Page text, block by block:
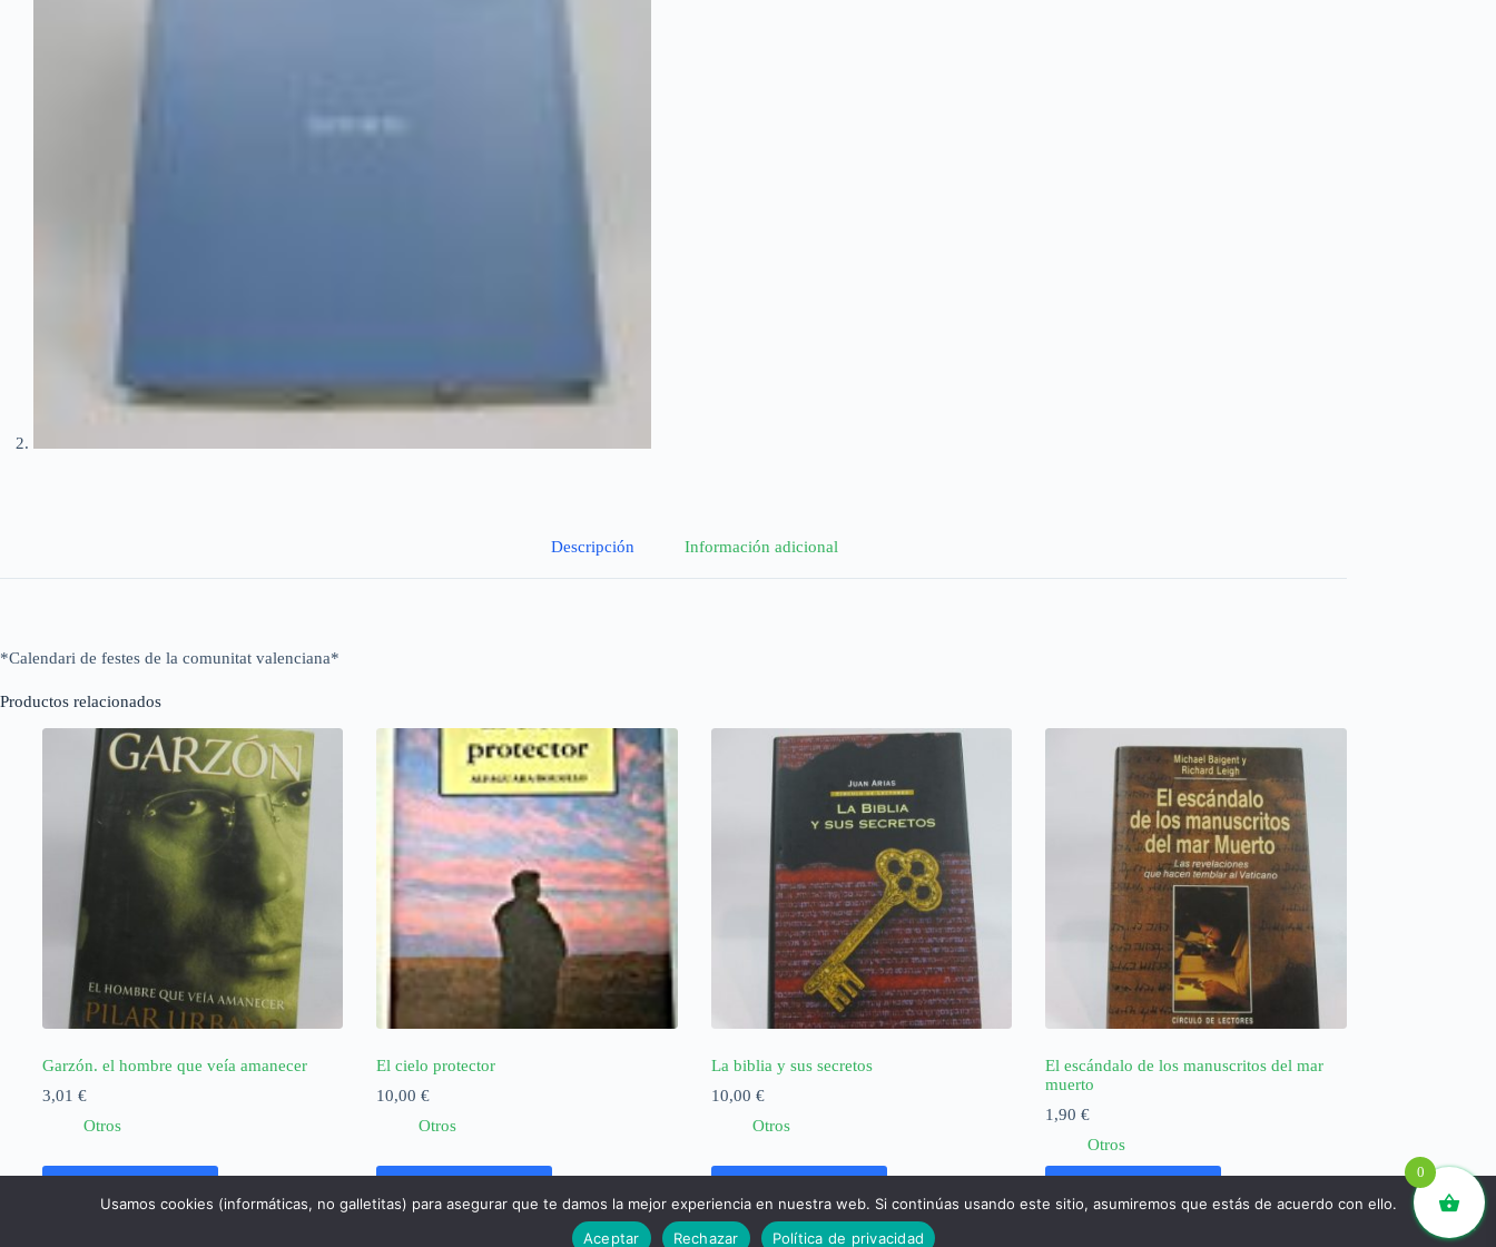
Descripción Información adicional
*Calendari de festes de la comunitat valenciana*
Productos relacionados
Garzón. el hombre que veía amanecer
3,01 €
Otros
El cielo protector
10,00€
Otros
La biblia y sus secretos
10,00 €
Otros
El escándalo de los manuscritos del mar
muerto
1,90€
Otros
0
Usamos cookies (informáticas, no galletitas) para asegurar que te damos la mejor experiencia en nuestra web. Si continúas usando este sitio, asumiremos que estás de acuerdo con ello.
Aceptar
Rechazar Política de privacidad